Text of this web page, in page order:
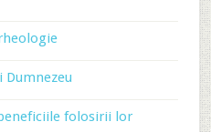
Dumnezeu
folosirii lor